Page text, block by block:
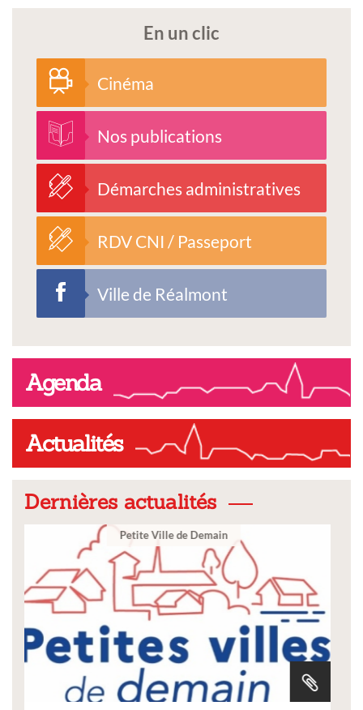
En un clic
Cinéma
Nos publications
Démarches administratives
RDV CNI / Passeport
Ville de Réalmont
Agenda
Actualités
Dernières actualités